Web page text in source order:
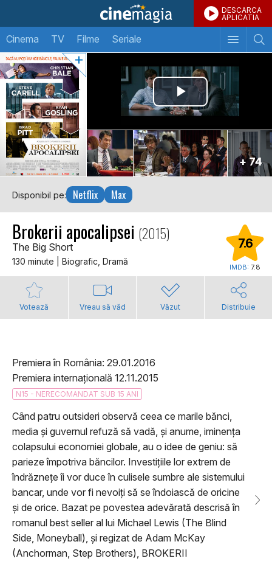
DESCARCA
APLICATIA
Cinema TV Filme Seriale
+ 74
Disponibil pe: Netflix Max
Brokerii apocalipsei (2015)
The Big Short
130 minute | Biografic, Dramă
7.6
IMDB: 7.8
Votează Vreau să văd Văzut Distribuie
Premiera în România: 29.01.2016
Premiera internațională 12.11.2015
N15 - NERECOMANDAT SUB 15 ANI
Când patru outsideri observă ceea ce marile bănci,
media și guvernul refuză să vadă, și anume, iminența
colapsului economiei globale, au o idee de geniu: să
parieze împotriva băncilor. Investițiile lor extrem de
îndrăznețe îi vor duce în culisele sumbre ale sistemului
bancar, unde vor fi nevoiți să se îndoiască de oricine
și de orice. Bazat pe povestea adevărată descrisă în
romanul best seller al lui Michael Lewis (The Blind
Side, Moneyball), și regizat de Adam McKay
(Anchorman, Step Brothers), BROKERII